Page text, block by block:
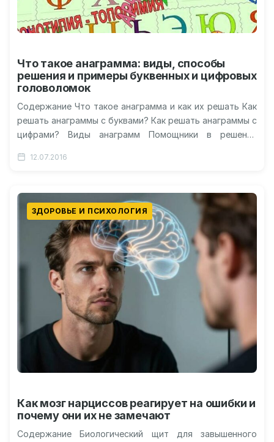
Что такое анаграмма: виды, способы
решения и примеры буквенных и цифровых
головоломок
Содержание Что такое анаграмма и как их решать Как
решать анаграммы с буквами? Как решать анаграммы с
цифрами? Виды анаграмм Помощники в решении
12.07.2016
ЗДОРОВЬЕ И ПСИХОЛОГИЯ
Как мозг нарциссов реагирует на ошибки и
почему они их не замечают
Содержание Биологический щит для завышенного